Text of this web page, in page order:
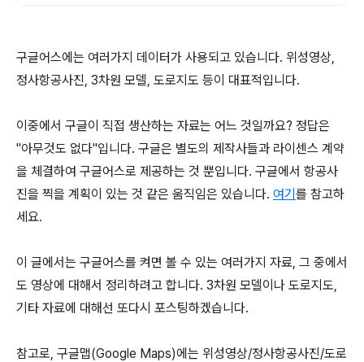
구글어스에는 여러가지 데이터가 사용되고 있습니다. 위성영상,
정사항공사진, 3차원 모델, 도로지도 등이 대표적입니다.
이중에서 구글이 직접 생산하는 자료는 어느 것일까요? 정답은
"아무것도 없다"입니다. 구글은 별도의 제작사들과 라이센스 계약
을 체결하여 구글어스로 제공하는 것 뿐입니다. 구글에서 항공사
진을 찍을 계획이 있는 것 같은 움직임은 있습니다. 여기를 참고하
세요.
이 글에서는 구글어스를 켜면 볼 수 있는 여러가지 자료, 그 중에서
도 영상에 대해서 정리하려고 합니다. 3차원 모델이나 도로지도,
기타 자료에 대해선 또다시 포스팅하겠습니다.
참고로, 구글맵(Google Maps)에는 위성영상/정사항공사진/도로